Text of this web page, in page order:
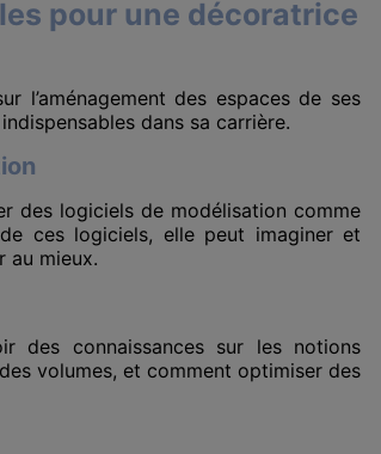
pour une décoratrice
l’aménagement des espaces de ses
dans sa carrière.
des logiciels de modélisation comme
ces logiciels, elle peut imaginer et
au mieux.
des connaissances sur les notions
volumes, et comment optimiser des